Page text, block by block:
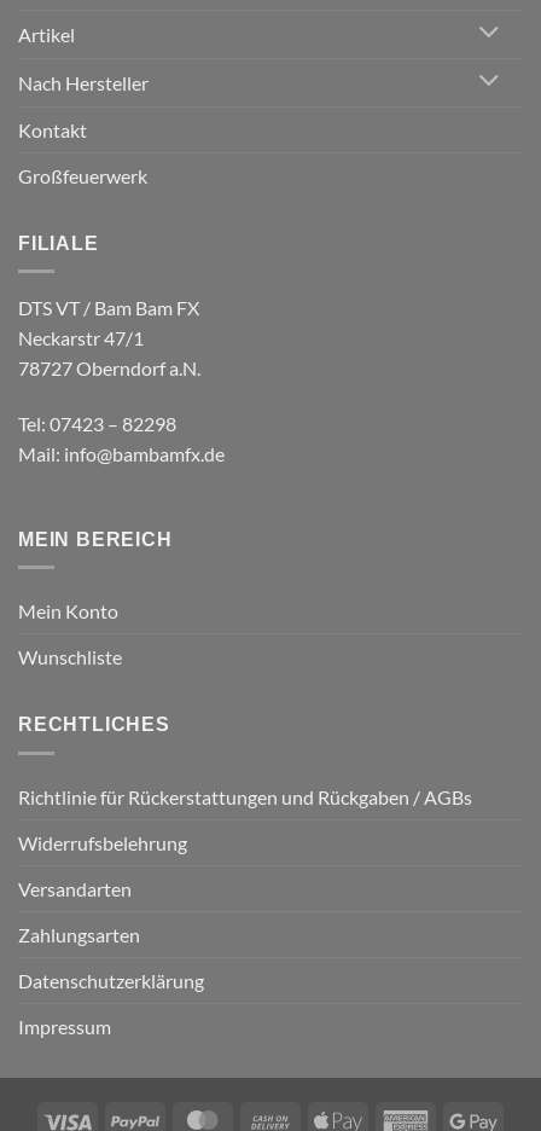
Artikel
Nach Hersteller
Kontakt
Großfeuerwerk
FILIALE
DTS VT / Bam Bam FX
Neckarstr 47/1
78727 Oberndorf a.N.
Tel: 07423 – 82298
Mail: info@bambamfx.de
MEIN BEREICH
Mein Konto
Wunschliste
RECHTLICHES
Richtlinie für Rückerstattungen und Rückgaben / AGBs
Widerrufsbelehrung
Versandarten
Zahlungsarten
Datenschutzerklärung
Impressum
Visa PayPal MasterCardCash Apple American